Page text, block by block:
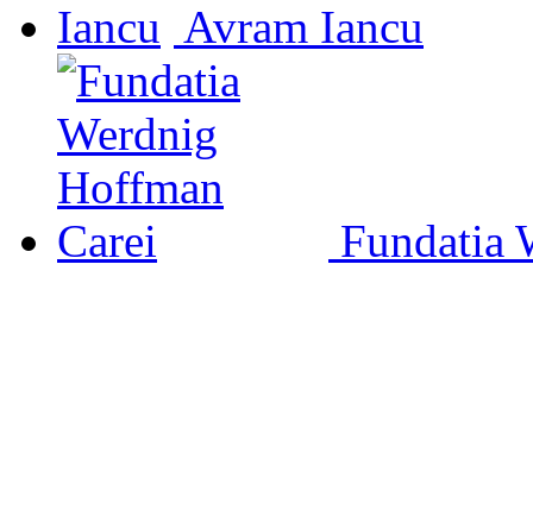
Avram Iancu
Fundatia